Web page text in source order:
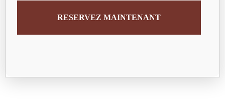
RESERVEZ MAINTENANT